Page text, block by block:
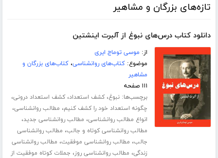
تازه‌های بزرگان و مشاهیر
دانلود کتاب درس‌های نبوغ از آلبرت اینشتین
از: موسی توماج ایری
موضوع:کتاب‌های روانشناسی،کتاب‌های بزرگان و
مشاهیر
۱۱۱ صفحه
برچسب‌ها:نبوغ،کشف استعداد،کشف استعداد درونی،
چگونه استعداد خود را کشف کنیم، مطالب روانشناسی،
انواع مطالب روانشناسی، مطالب روانشناسی جدید،
مطالب روانشناسی کوتاه و جالب، مطالب روانشناسی
جالب، مطالب روانشناسی موفقیت، مطالب روانشناسی
زندگی، مطالب روانشناسی روز، جملات کوتاه موفقیت از